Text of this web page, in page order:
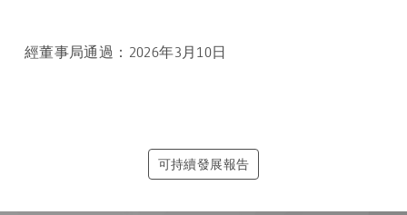
經董事局通過：2026年3月10日
可持續發展報告